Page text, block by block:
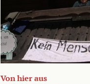
Von hier aus